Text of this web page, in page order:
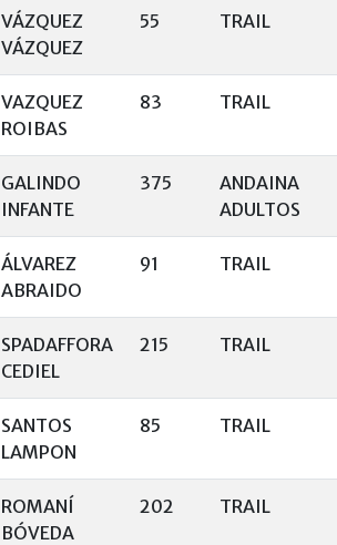
VÁZQUEZ
VÁZQUEZ
55 TRAIL
VAZQUEZ
ROIBAS
83 TRAIL
GALINDO
INFANTE
375
ANDAINA
ADULTOS
ÁLVAREZ
ABRAIDO
91 TRAIL
SPADAFFORA
CEDIEL
215 TRAIL
SANTOS
LAMPON
85 TRAIL
ROMANÍ
BÓVEDA
202 TRAIL